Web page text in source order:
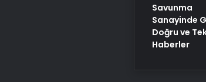
Savunma
Sanayinde
Doğru ve
Haberler